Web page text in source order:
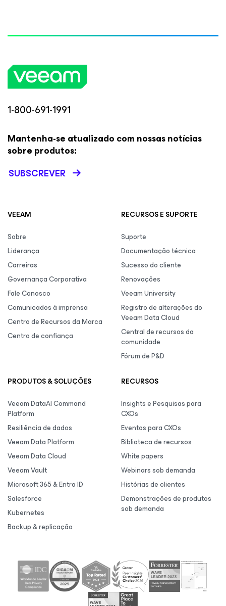
1-800-691-1991
Mantenha-se atualizado com nossas notícias
sobre produtos:
SUBSCREVER
VEEAM
Sobre
Liderança
Carreiras
Governança Corporativa
Fale Conosco
Comunicados à imprensa
Centro de Recursos da Marca
Centro de confiança
RECURSOS E SUPORTE
Suporte
Documentação técnica
Sucesso do cliente
Renovações
Veeam University
Registro de alterações do
Veeam Data Cloud
Central de recursos da
comunidade
Fórum de P&D
PRODUTOS & SOLUÇÕES
Veeam DataAI Command
Platform
Resiliência de dados
Veeam Data Platform
Veeam Data Cloud
Veeam Vault
Microsoft 365 & Entra ID
Salesforce
Kubernetes
Backup & replicação
RECURSOS
Insights e Pesquisas para
CXOs
Eventos para CXOs
Biblioteca de recursos
White papers
Webinars sob demanda
Histórias de clientes
Demonstrações de produtos
sob demanda